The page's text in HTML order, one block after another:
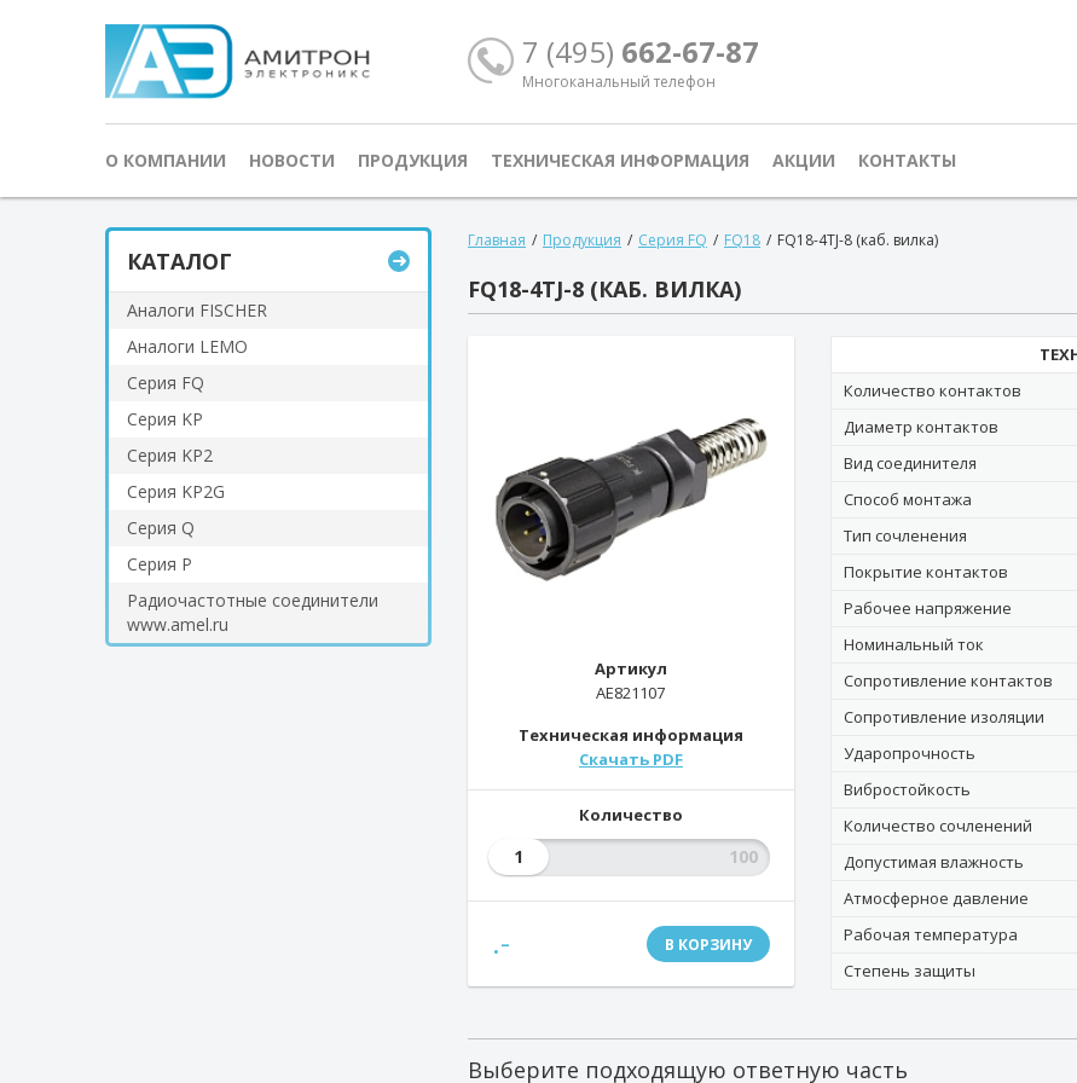
7 (495) 662-67-87
Многоканальный телефон
О КОМПАНИИ НОВОСТИ ПРОДУКЦИЯ ТЕХНИЧЕСКАЯ ИНФОРМАЦИЯ АКЦИИ КОНТАКТЫ
КАТАЛОГ
Аналоги FISCHER
Аналоги LEMO
Серия FQ
Серия KP
Серия KP2
Серия KP2G
Серия Q
Серия Р
Радиочастотные соединители
www.amel.ru
Главная / Продукция / Серия FQ / FQ18 / FQ18-4TJ-8 (каб. вилка)
FQ18-4TJ-8 (КАБ. ВИЛКА)
Артикул
AE821107
Техническая информация
Скачать PDF
Количество
1
.- В КОРЗИНУ
Количество контактов
Диаметр контактов
Вид соединителя
Способ монтажа
Тип сочленения
Покрытие контактов
Рабочее напряжение
Номинальный ток
Сопротивление контактов
Сопротивление изоляции
Ударопрочность
Вибростойкость
Количество сочленений
Допустимая влажность
Атмосферное давление
Рабочая температура
Степень защиты
Выберите подходящую ответную часть